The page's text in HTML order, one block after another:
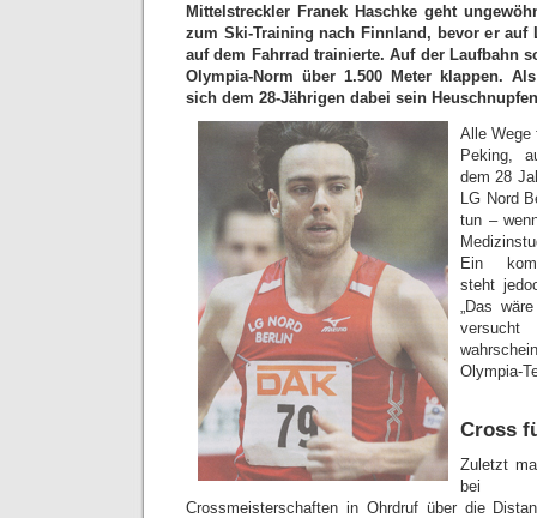
Mittelstreckler Franek Haschke geht
zum Ski-Training nach Finnland, bevor er auf
auf dem Fahrrad trainierte. Auf der Laufbahn
Olympia-Norm über 1.500 Meter klappen.
sich dem 28-Jährigen dabei sein
Alle Wege
Peking,
dem 28
LG Nord
tun –
Ein
steht
„Das
Olympia-
Cross
Zuletzt
bei
Crossmeisterschaften in Ohrdruf über die